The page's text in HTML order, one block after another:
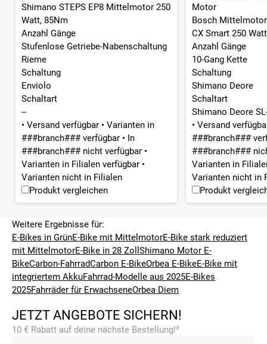
Shimano STEPS EP8 Mittelmotor 250
Watt, 85Nm
Anzahl Gänge
Stufenlose Getriebe-Nabenschaltung
Rieme
Schaltung
Enviolo
Schaltart
--
• Versand verfügbar • Varianten in
###branch### verfügbar • In
###branch### nicht verfügbar •
Varianten in Filialen verfügbar •
Varianten nicht in Filialen
Produkt vergleichen
Motor
Bosch
CX Smart 250 Watt
Anzahl Gänge
10-Gang Kette
Schaltung
Shimano Deore
Schaltart
Shimano Deore
• Versand
###branch###
###branch###
Varianten in
Varianten nicht in
Produkt
Weitere Ergebnisse für:
E-Bikes in GrünE-Bike mit MittelmotorE-Bike stark reduziert
mit MittelmotorE-Bike in 28 Zoll Shimano Motor E-
BikeCarbon-FahrradCarbon E-BikeOrbea E-BikeE-Bike mit
integriertem AkkuFahrrad-Modelle aus 2025E-Bikes
2025Fahrräder für ErwachseneOrbea Diem
JETZT ANGEBOTE SICHERN!
10 € Rabatt auf deine nächste Bestellung!³